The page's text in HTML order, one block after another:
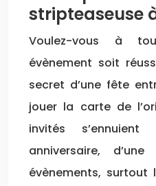
stripteaseuse
Voulez-vous à
évènement soit
secret d’une fête
jouer la carte de
invités
anniversaire,
évènements, surtout